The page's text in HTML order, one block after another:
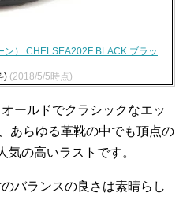
） CHELSEA202F BLACK ブラッ
) (2018/5/5時点)
ールドでクラシックなエッ
あらゆる革靴の中でも頂点の
気の高いラストです。
バランスの良さは素晴らし